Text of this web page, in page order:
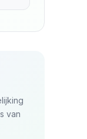
van